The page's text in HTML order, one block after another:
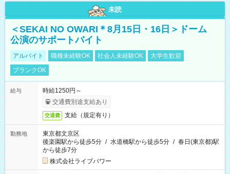
未読
＜SEKAI NO OWARI＊8月15日・16日＞ドーム
公演のサポートバイト
アルバイト 職種未経験OK 社会人未経験OK
大学生歓迎
ブランクOK
給与
時給1250円～
交通費別途支給あり
交通費 支給（規定有り）
勤務地
東京都文京区
後楽園駅から徒歩5分 / 水道橋駅から徒歩5分 / 春日(東京都)駅
から徒歩7分
株式会社ライブパワー